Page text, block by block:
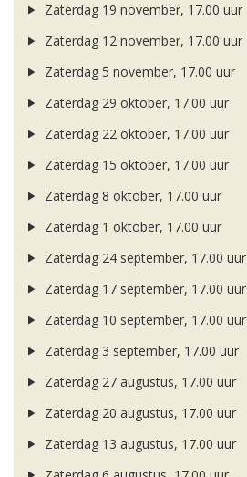
Zaterdag 19 november, 17.00 uur
Zaterdag 12 november, 17.00 uur
Zaterdag 5 november, 17.00 uur
Zaterdag 29 oktober, 17.00 uur
Zaterdag 22 oktober, 17.00 uur
Zaterdag 15 oktober, 17.00 uur
Zaterdag 8 oktober, 17.00 uur
Zaterdag 1 oktober, 17.00 uur
Zaterdag 24 september, 17.00 uur
Zaterdag 17 september, 17.00 uur
Zaterdag 10 september, 17.00 uur
Zaterdag 3 september, 17.00 uur
Zaterdag 27 augustus, 17.00 uur
Zaterdag 20 augustus, 17.00 uur
Zaterdag 13 augustus, 17.00 uur